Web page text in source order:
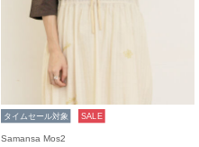
タイムセール対象 SALE
Samansa Mos2